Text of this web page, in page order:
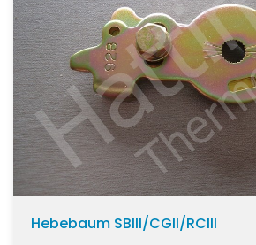
Hebebaum SBIII/CGII/RCIII